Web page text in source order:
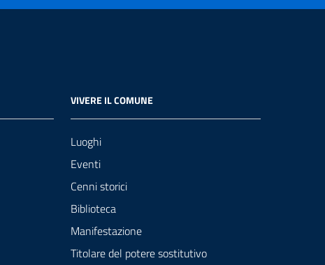
VIVERE IL COMUNE
Luoghi
Eventi
Cenni storici
Biblioteca
Manifestazione
Titolare del potere sostitutivo